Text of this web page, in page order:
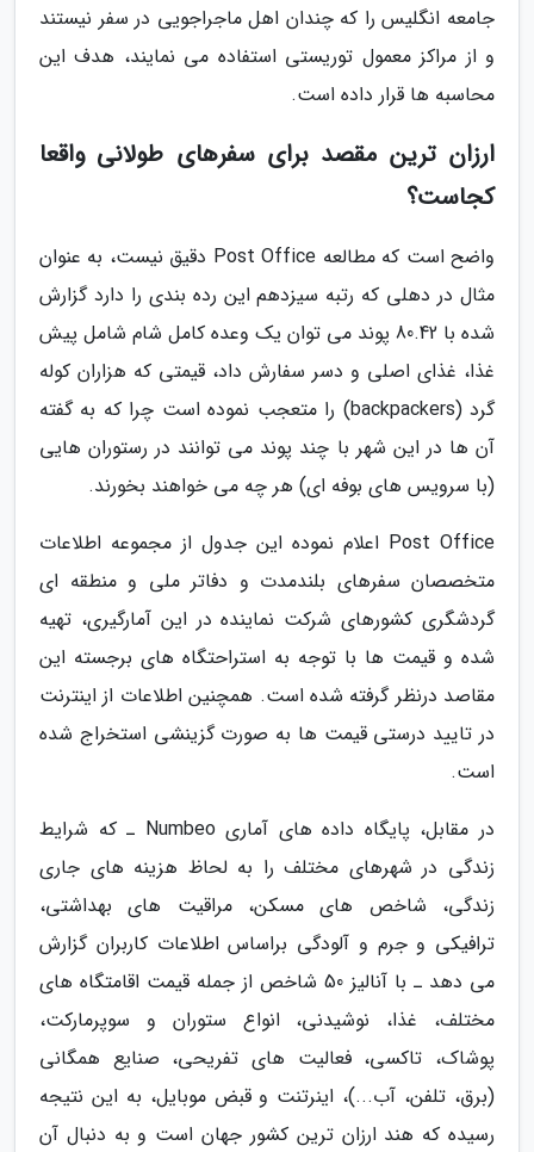
جامعه انگلیس را که چندان اهل ماجراجویی در سفر نیستند
و از مراکز معمول توریستی استفاده می نمایند، هدف این
محاسبه ها قرار داده است.
ارزان ترین مقصد برای سفرهای طولانی واقعا
کجاست؟
واضح است که مطالعه Post Office دقیق نیست، به عنوان
مثال در دهلی که رتبه سیزدهم این رده بندی را دارد گزارش
شده با 80.42 پوند می توان یک وعده کامل شام شامل پیش
غذا، غذای اصلی و دسر سفارش داد، قیمتی که هزاران کوله
گرد (backpackers) را متعجب نموده است چرا که به گفته
آن ها در این شهر با چند پوند می توانند در رستوران هایی
(با سرویس های بوفه ای) هر چه می خواهند بخورند.
Post Office اعلام نموده این جدول از مجموعه اطلاعات
متخصصان سفرهای بلندمدت و دفاتر ملی و منطقه ای
گردشگری کشورهای شرکت نماینده در این آمارگیری، تهیه
شده و قیمت ها با توجه به استراحتگاه های برجسته این
مقاصد درنظر گرفته شده است. همچنین اطلاعات از اینترنت
در تایید درستی قیمت ها به صورت گزینشی استخراج شده
است.
در مقابل، پایگاه داده های آماری Numbeo ـ که شرایط
زندگی در شهرهای مختلف را به لحاظ هزینه های جاری
زندگی، شاخص های مسکن، مراقیت های بهداشتی،
ترافیکی و جرم و آلودگی براساس اطلاعات کاربران گزارش
می دهد ـ با آنالیز 50 شاخص از جمله قیمت اقامتگاه های
مختلف، غذا، نوشیدنی، انواع ستوران و سوپرمارکت،
پوشاک، تاکسی، فعالیت های تفریحی، صنایع همگانی
(برق، تلفن، آب...)، اینرتنت و قبض موبایل، به این نتیجه
رسیده که هند ارزان ترین کشور جهان است و به دنبال آن